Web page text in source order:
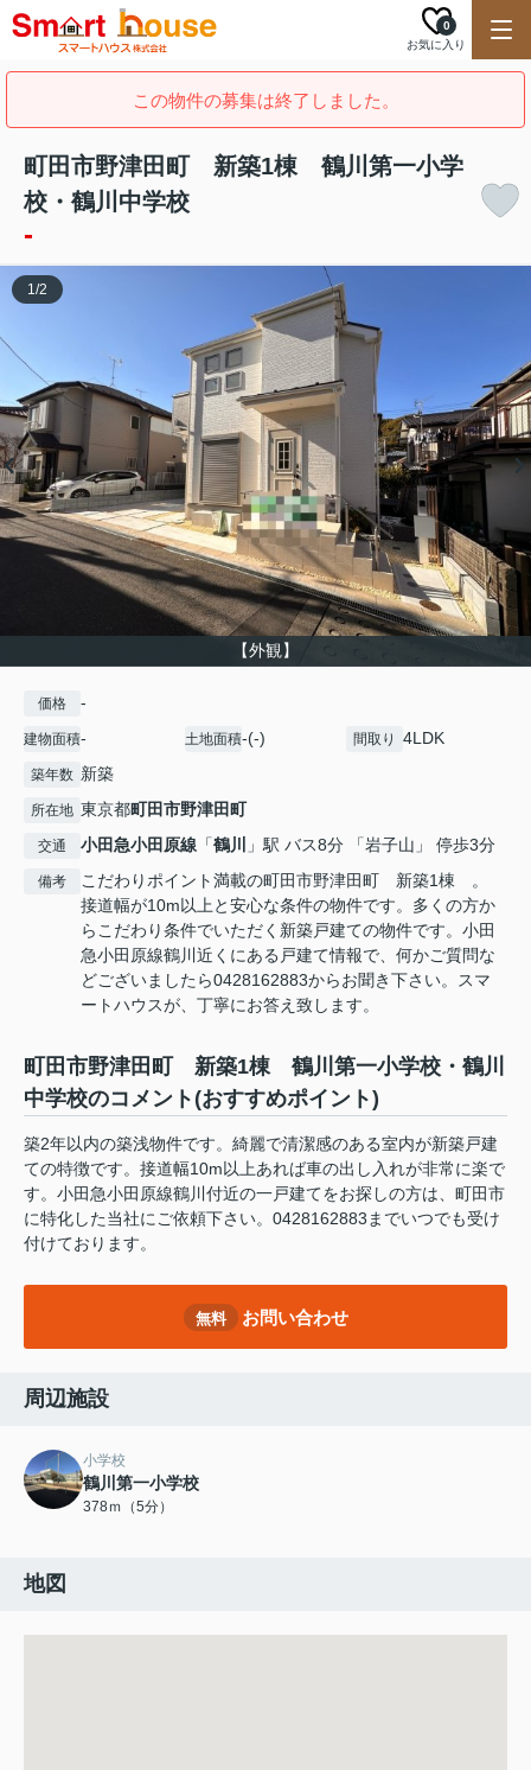
お気に入り
0
この物件の募集は終了しました。
町田市野津田町 新築1棟 鶴川第一小学
校・鶴川中学校
-
【外観】
1/2
価格 -
建物面積- 土地面積-(-) 間取り 4LDK
築年数 新築
所在地 東京都町田市野津田町
交通 小田急小田原線 「鶴川 」駅 バス8分 「岩子山」 停歩3分
備考
こだわりポイント満載の町田市野津田町 新築1棟 。
接道幅が10m以上と安心な条件の物件です。多くの方か
らこだわり条件でいただく新築戸建ての物件です。小田
急小田原線鶴川近くにある戸建て情報で、何かご質問な
どございましたら0428162883からお聞き下さい。スマ
ートハウスが、丁寧にお答え致します。
町田市野津田町 新築1棟 鶴川第一小学校・鶴川
中学校のコメント(おすすめポイント)
築2年以内の築浅物件です。綺麗で清潔感のある室内が新築戸建
ての特徴です。接道幅10m以上あれば車の出し入れが非常に楽で
す。小田急小田原線鶴川付近の一戸建てをお探しの方は、町田市
に特化した当社にご依頼下さい。0428162883までいつでも受け
付けております。
無料 お問い合わせ
周辺施設
小学校
鶴川第一小学校
378ｍ（5分）
地図